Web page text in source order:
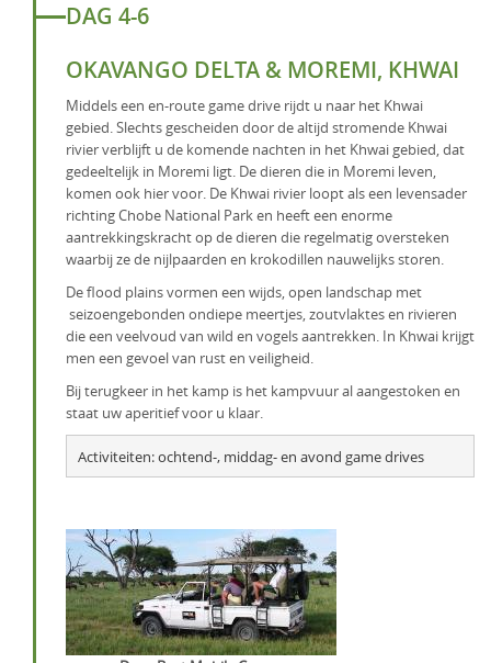
DAG 4-6
OKAVANGO DELTA & MOREMI, KHWAI
Middels een en-route game drive rijdt u naar het Khwai
gebied. Slechts gescheiden door de altijd stromende Khwai
rivier verblijft u de komende nachten in het Khwai gebied, dat
gedeeltelijk in Moremi ligt. De dieren die in Moremi leven,
komen ook hier voor. De Khwai rivier loopt als een levensader
richting Chobe National Park en heeft een enorme
aantrekkingskracht op de dieren die regelmatig oversteken
waarbij ze de nijlpaarden en krokodillen nauwelijks storen.
De flood plains vormen een wijds, open landschap met
seizoengebonden ondiepe meertjes, zoutvlaktes en rivieren
die een veelvoud van wild en vogels aantrekken. In Khwai krijgt
men een gevoel van rust en veiligheid.
Bij terugkeer in het kamp is het kampvuur al aangestoken en
staat uw aperitief voor u klaar.
Activiteiten: ochtend-, middag- en avond game drives